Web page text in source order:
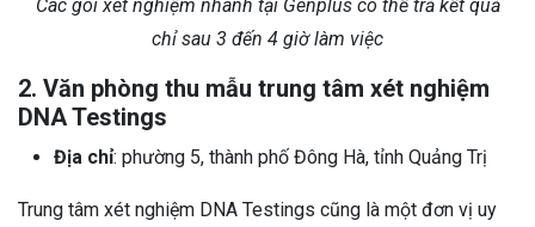
Các gói xét nghiệm nhanh tại Genplus có thể trả kết quả
chỉ sau 3 đến 4 giờ làm việc
2. Văn phòng thu mẫu trung tâm xét nghiệm
DNA Testings
Địa chỉ: phường 5, thành phố Đông Hà, tỉnh Quảng Trị
Trung tâm xét nghiệm DNA Testings cũng là một đơn vị uy